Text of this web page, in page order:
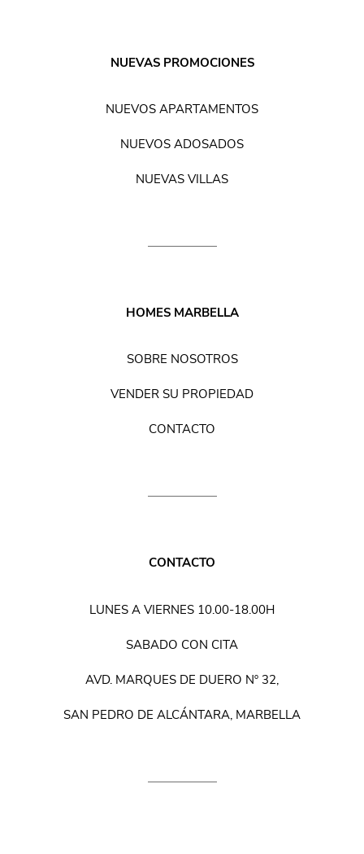
NUEVAS PROMOCIONES
NUEVOS APARTAMENTOS
NUEVOS ADOSADOS
NUEVAS VILLAS
HOMES MARBELLA
SOBRE NOSOTROS
VENDER SU PROPIEDAD
CONTACTO
CONTACTO
LUNES A VIERNES 10.00-18.00H
SABADO CON CITA
AVD. MARQUES DE DUERO Nº 32,
SAN PEDRO DE ALCÁNTARA, MARBELLA